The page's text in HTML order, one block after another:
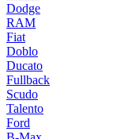
Dodge
RAM
Fiat
Doblo
Ducato
Fullback
Scudo
Talento
Ford